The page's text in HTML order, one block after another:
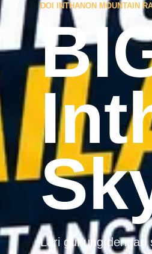
DOI INTHANON MOUNTAIN
Lari gunung dengan